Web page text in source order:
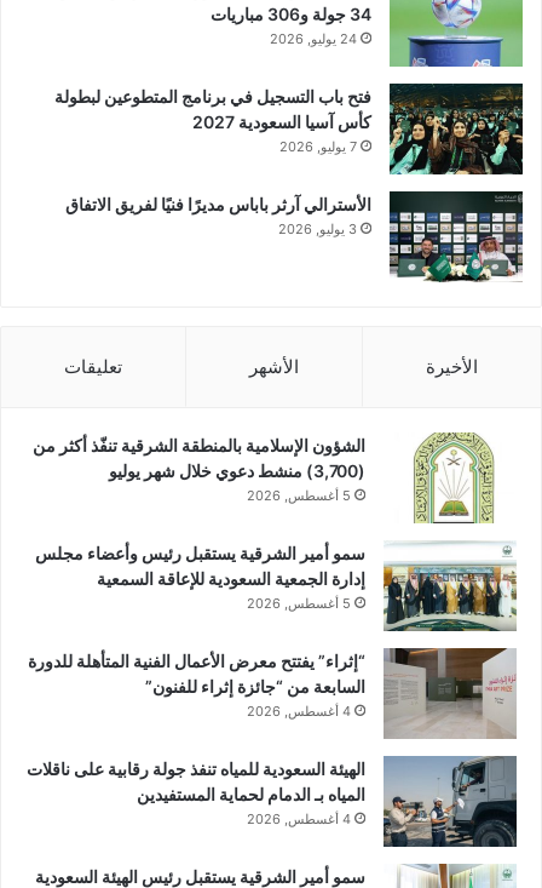
34 جولة و306 مباريات
24 يوليو, 2026
فتح باب التسجيل في برنامج المتطوعين لبطولة
كأس آسيا السعودية 2027
7 يوليو, 2026
الأسترالي آرثر باباس مديرًا فنيًا لفريق الاتفاق
3 يوليو, 2026
الأخيرة الأشهر تعليقات
الشؤون الإسلامية بالمنطقة الشرقية تنفّذ أكثر من
(3,700) منشط دعوي خلال شهر يوليو
5 أغسطس, 2026
سمو أمير الشرقية يستقبل رئيس وأعضاء مجلس
إدارة الجمعية السعودية للإعاقة السمعية
5 أغسطس, 2026
“إثراء” يفتتح معرض الأعمال الفنية المتأهلة للدورة
السابعة من “جائزة إثراء للفنون”
4 أغسطس, 2026
الهيئة السعودية للمياه تنفذ جولة رقابية على ناقلات
المياه بـ الدمام لحماية المستفيدين
4 أغسطس, 2026
سمو أمير الشرقية يستقبل رئيس الهيئة السعودية